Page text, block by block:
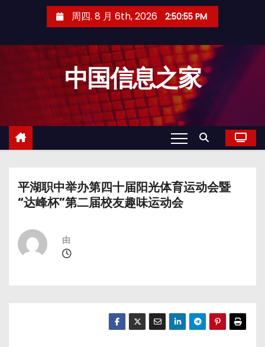
周四. 8 月 6th, 2026 2:50:56 PM
中国信息之家
平湖职中举办第四十届阳光体育运动会暨
“达峰杯”第二届校友趣味运动会
由